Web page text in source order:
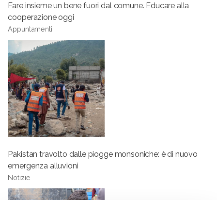
Fare insieme un bene fuori dal comune. Educare alla
cooperazione oggi
Appuntamenti
Pakistan travolto dalle piogge monsoniche: è di nuovo
emergenza alluvioni
Notizie